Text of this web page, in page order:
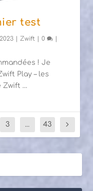
test
| Zwift |0 |
! Je
Play – les
Zwift …
3 ... 43